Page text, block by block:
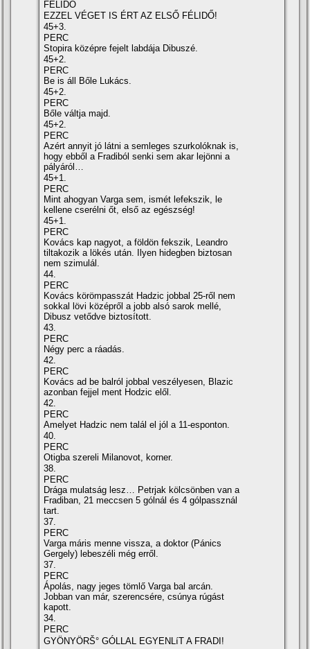
FÉLIDŐ
EZZEL VÉGET IS ÉRT AZ ELSŐ FÉLIDŐ!
45+3.
PERC
Stopira középre fejelt labdája Dibuszé.
45+2.
PERC
Be is áll Bőle Lukács.
45+2.
PERC
Bőle váltja majd.
45+2.
PERC
Azért annyit jó látni a semleges szurkolóknak is,
hogy ebből a Fradiból senki sem akar lejönni a
pályáról…
45+1.
PERC
Mint ahogyan Varga sem, ismét lefekszik, le
kellene cserélni őt, első az egészség!
45+1.
PERC
Kovács kap nagyot, a földön fekszik, Leandro
tiltakozik a lökés után. Ilyen hidegben biztosan
nem szimulál.
44.
PERC
Kovács körömpasszát Hadzic jobbal 25-ről nem
sokkal lövi középről a jobb alsó sarok mellé,
Dibusz vetődve biztosí­tott.
43.
PERC
Négy perc a ráadás.
42.
PERC
Kovács ad be balról jobbal veszélyesen, Blazic
azonban fejjel ment Hodzic elől.
42.
PERC
Amelyet Hadzic nem talál el jól a 11-esponton.
40.
PERC
Otigba szereli Milanovot, korner.
38.
PERC
Drága mulatság lesz… Petrjak kölcsönben van a
Fradiban, 21 meccsen 5 gólnál és 4 gólpassznál
tart.
37.
PERC
Varga máris menne vissza, a doktor (Pánics
Gergely) lebeszéli még erről.
37.
PERC
Ápolás, nagy jeges tömlő Varga bal arcán.
Jobban van már, szerencsére, csúnya rúgást
kapott.
34.
PERC
GYÖNYÖRŠ° GÓLLAL EGYENLíT A FRADI!